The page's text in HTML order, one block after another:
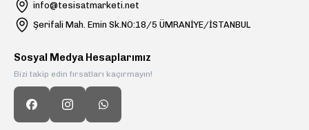
info@tesisatmarketi.net
Şerifali Mah. Emin Sk.NO:18/5 ÜMRANİYE/İSTANBUL
Sosyal Medya Hesaplarımız
Bizi takip edin fırsatları kaçırmayın!